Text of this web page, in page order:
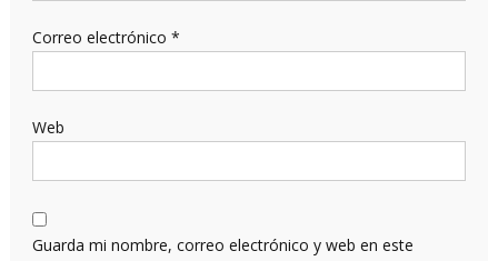
Correo electrónico *
Web
Guarda mi nombre, correo electrónico y web en este